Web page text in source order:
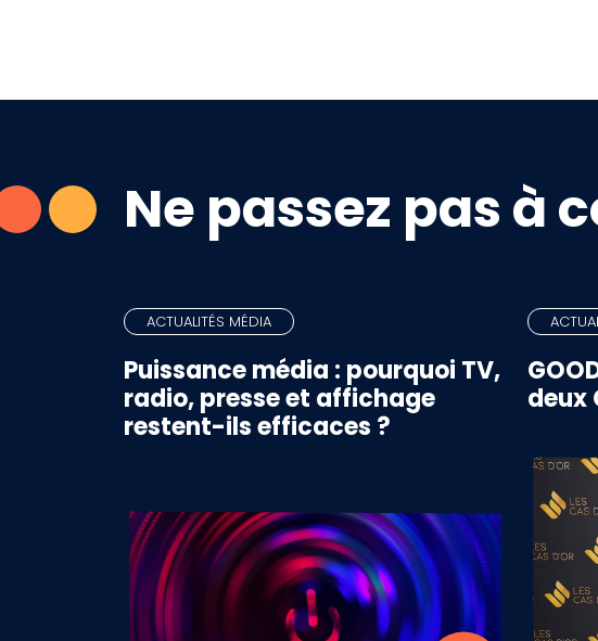
Ne passez pas à
ACTUALITÉS MÉDIA
Puissance média : pourquoi TV,
radio, presse et affichage
restent-ils efficaces ?
deux